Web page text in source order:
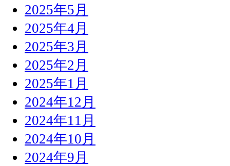
2025年5月
2025年4月
2025年3月
2025年2月
2025年1月
2024年12月
2024年11月
2024年10月
2024年9月